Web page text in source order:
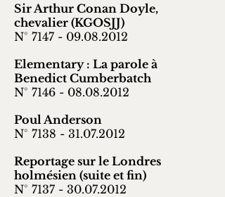
Sir Arthur Conan Doyle,
chevalier (KGOSJJ)
N° 7147 - 09.08.2012
Elementary : La parole à
Benedict Cumberbatch
N° 7146 - 08.08.2012
Poul Anderson
N° 7138 - 31.07.2012
Reportage sur le Londres
holmésien (suite et fin)
N° 7137 - 30.07.2012